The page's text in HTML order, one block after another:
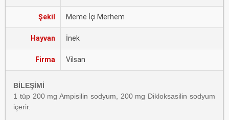
Şekil Meme İçi Merhem
Hayvan İnek
Firma Vilsan
BİLEŞİMİ
1 tüp 200 mg Ampisilin sodyum, 200 mg Dikloksasilin sodyum
içerir.